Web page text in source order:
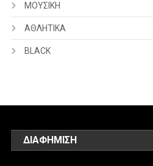
ΜΟΥΣΙΚΗ
ΑΘΛΗΤΙΚΑ
BLACK
ΔΙΑΦΗΜΙΣΗ